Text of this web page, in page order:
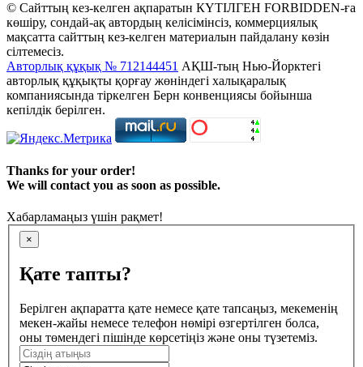
© Сайттың кез-келген ақпаратын КҮТІЛГЕН FORBIDDEN-ға
көшіру, сондай-ақ автордың келісімінсіз, коммерциялық
мақсатта сайттың кез-келген материалын пайдалану көзін
сілтемесіз.
Авторлық құқық № 712144451 АҚШ-тың Нью-Йорктегі
авторлық құқықты қорғау жөніндегі халықаралық
компаниясында тіркелген Берн конвенциясы бойынша
кепілдік берілген.
Thanks for your order!
We will contact you as soon as possible.
Хабарламаңыз үшін рақмет!
×
Қате тапты?
Берілген ақпаратта қате немесе қате тапсаңыз, мекеменің
мекен-жайы немесе телефон нөмірі өзгертілген болса,
оны төмендегі пішінде көрсетіңіз және оны түзетеміз.